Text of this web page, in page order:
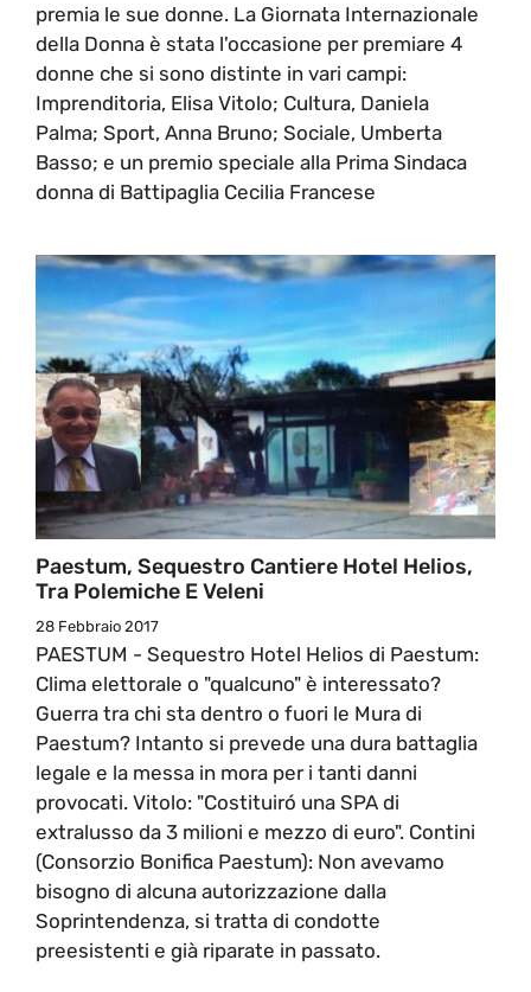
premia le sue donne. La Giornata Internazionale
della Donna è stata l'occasione per premiare 4
donne che si sono distinte in vari campi:
Imprenditoria, Elisa Vitolo; Cultura, Daniela
Palma; Sport, Anna Bruno; Sociale, Umberta
Basso; e un premio speciale alla Prima Sindaca
donna di Battipaglia Cecilia Francese
Paestum, Sequestro Cantiere Hotel Helios,
Tra Polemiche E Veleni
28 Febbraio 2017
PAESTUM - Sequestro Hotel Helios di Paestum:
Clima elettorale o "qualcuno" è interessato?
Guerra tra chi sta dentro o fuori le Mura di
Paestum? Intanto si prevede una dura battaglia
legale e la messa in mora per i tanti danni
provocati. Vitolo: "Costituiró una SPA di
extralusso da 3 milioni e mezzo di euro". Contini
(Consorzio Bonifica Paestum): Non avevamo
bisogno di alcuna autorizzazione dalla
Soprintendenza, si tratta di condotte
preesistenti e già riparate in passato.